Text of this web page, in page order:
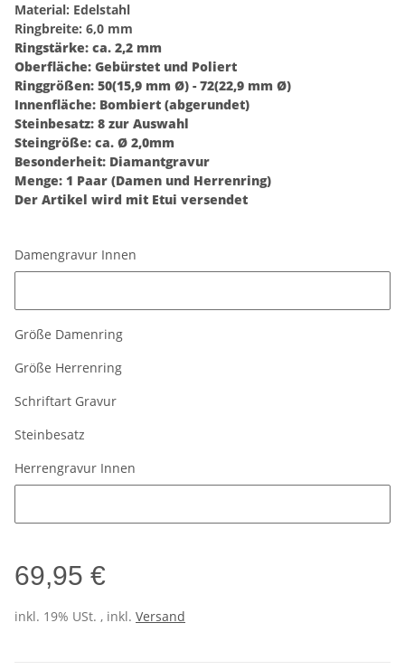
Material: Edelstahl
Ringbreite: 6,0 mm
Ringstärke: ca. 2,2 mm
Oberfläche: Gebürstet und Poliert
Ringgrößen: 50(15,9 mm Ø) - 72(22,9 mm Ø)
Innenfläche: Bombiert (abgerundet)
Steinbesatz: 8 zur Auswahl
Steingröße: ca. Ø 2,0mm
Besonderheit: Diamantgravur
Menge: 1 Paar (Damen und Herrenring)
Der Artikel wird mit Etui versendet
Damengravur Innen
Größe Damenring
Größe Herrenring
Schriftart Gravur
Steinbesatz
Herrengravur Innen
69,95 €
inkl. 19% USt. , inkl. Versand